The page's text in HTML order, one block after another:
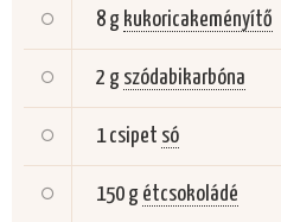
8 g kukoricakeményítő
2 g szódabikarbóna
1 csipet só
150 g étcsokoládé